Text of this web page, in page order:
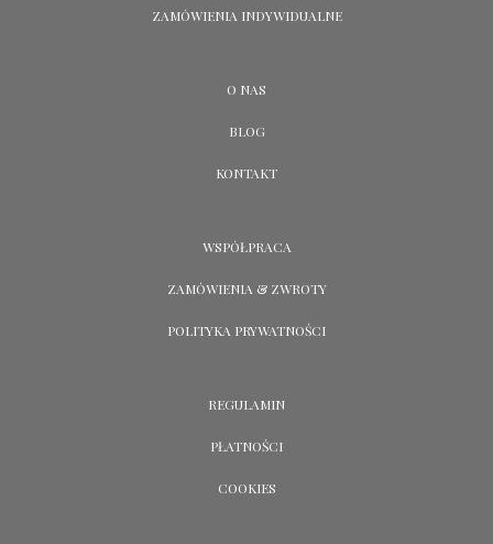
ZAMÓWIENIA INDYWIDUALNE
O NAS
BLOG
KONTAKT
WSPÓŁPRACA
ZAMÓWIENIA & ZWROTY
POLITYKA PRYWATNOŚCI
REGULAMIN
PŁATNOŚCI
COOKIES